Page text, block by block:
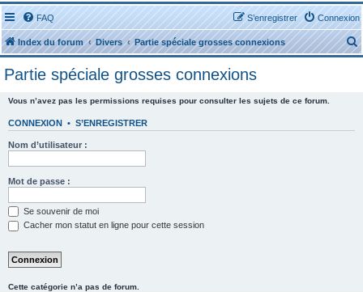
FAQ Connexion
S’enregistrer
Index du forum Divers Partie spéciale grosses connexions
e
Partie spéciale grosses connexions
Vous n’avez pas les permissions requises pour consulter les sujets de ce forum.
CONNEXION • S’ENREGISTRER
Nom d’utilisateur :
Mot de passe :
Se souvenir de moi
Cacher mon statut en ligne pour cette session
Cette catégorie n’a pas de forum.